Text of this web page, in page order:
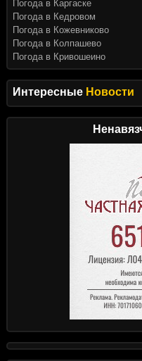
Интересные Новости
Погода в Каргаске
Погода в Кедровом
Погода в Кожевниково
Погода в Колпашево
Погода в Кривошеино